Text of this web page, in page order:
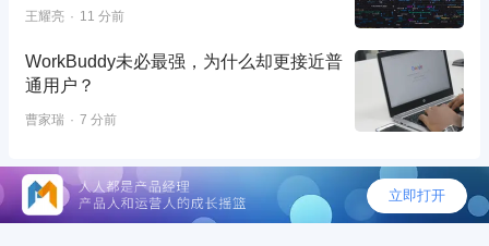
王耀亮 11 分前
WorkBuddy未必最强，为什么却更接近普
通用户？
曹家瑞 7 分前
©2026 - 人人都是产品经理